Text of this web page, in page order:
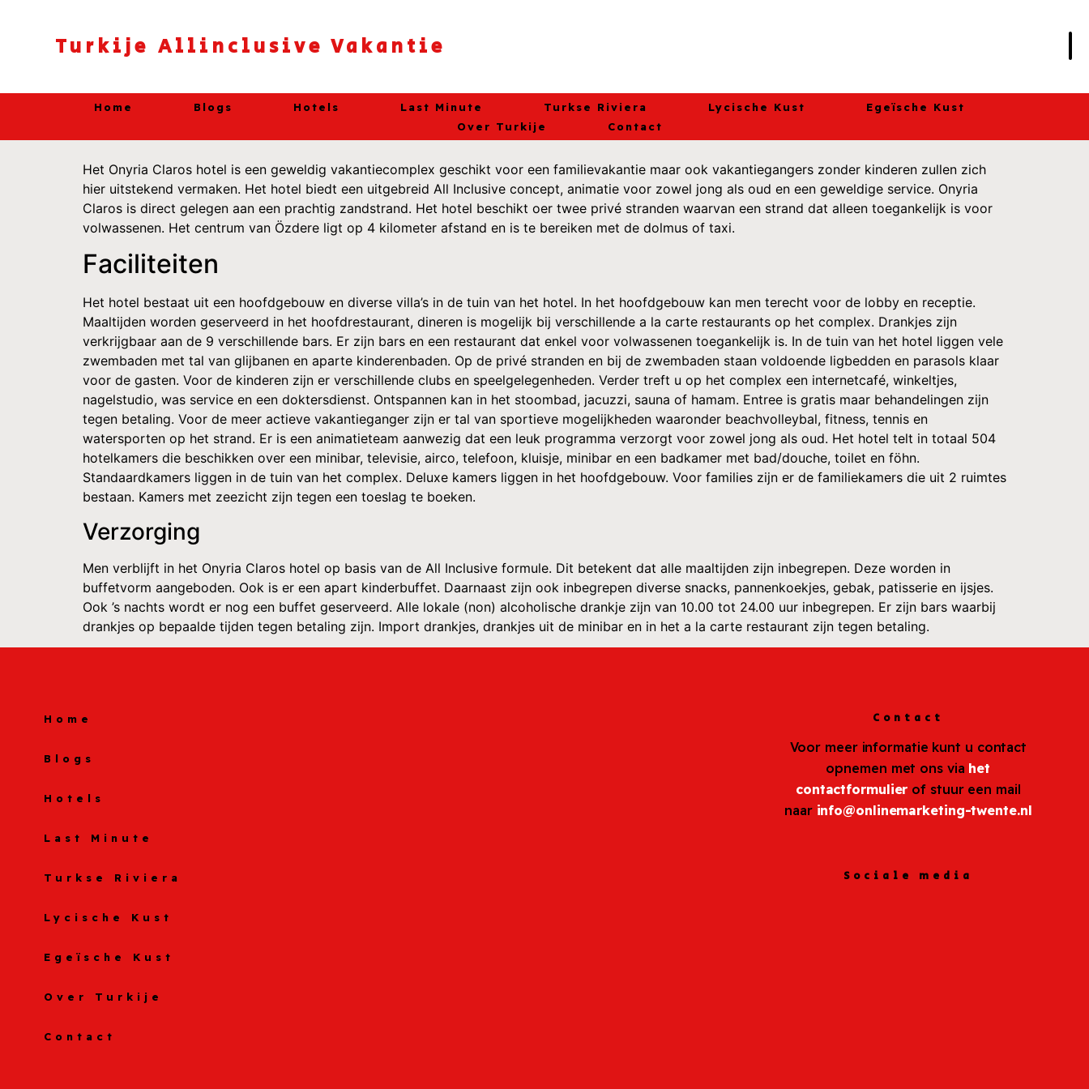
Turkije Allinclusive Vakantie
Home Blogs Hotels Last Minute Turkse Riviera Lycische Kust
Egeïsche Kust
Over Turkije
Contact
Het Onyria Claros hotel is een geweldig vakantiecomplex geschikt voor een familievakantie maar ook vakantiegangers zonder kinderen zullen zich
hier uitstekend vermaken. Het hotel biedt een uitgebreid All Inclusive concept, animatie voor zowel jong als oud en een geweldige service. Onyria
Claros is direct gelegen aan een prachtig zandstrand. Het hotel beschikt oer twee privé stranden waarvan een strand dat alleen toegankelijk is voor
volwassenen. Het centrum van Özdere ligt op 4 kilometer afstand en is te bereiken met de dolmus of taxi.
Faciliteiten
Het hotel bestaat uit een hoofdgebouw en diverse villa’s in de tuin van het hotel. In het hoofdgebouw kan men terecht voor de lobby en receptie.
Maaltijden worden geserveerd in het hoofdrestaurant, dineren is mogelijk bij verschillende a la carte restaurants op het complex. Drankjes zijn
verkrijgbaar aan de 9 verschillende bars. Er zijn bars en een restaurant dat enkel voor volwassenen toegankelijk is. In de tuin van het hotel liggen vele
zwembaden met tal van glijbanen en aparte kinderenbaden. Op de privé stranden en bij de zwembaden staan voldoende ligbedden en parasols klaar
voor de gasten. Voor de kinderen zijn er verschillende clubs en speelgelegenheden. Verder treft u op het complex een internetcafé, winkeltjes,
nagelstudio, was service en een doktersdienst. Ontspannen kan in het stoombad, jacuzzi, sauna of hamam. Entree is gratis maar behandelingen zijn
tegen betaling. Voor de meer actieve vakantieganger zijn er tal van sportieve mogelijkheden waaronder beachvolleybal, fitness, tennis en
watersporten op het strand. Er is een animatieteam aanwezig dat een leuk programma verzorgt voor zowel jong als oud. Het hotel telt in totaal 504
hotelkamers die beschikken over een minibar, televisie, airco, telefoon, kluisje, minibar en een badkamer met bad/douche, toilet en föhn.
Standaardkamers liggen in de tuin van het complex. Deluxe kamers liggen in het hoofdgebouw. Voor families zijn er de familiekamers die uit 2 ruimtes
bestaan. Kamers met zeezicht zijn tegen een toeslag te boeken.
Verzorging
Men verblijft in het Onyria Claros hotel op basis van de All Inclusive formule. Dit betekent dat alle maaltijden zijn inbegrepen. Deze worden in
buffetvorm aangeboden. Ook is er een apart kinderbuffet. Daarnaast zijn ook inbegrepen diverse snacks, pannenkoekjes, gebak, patisserie en ijsjes.
Ook ’s nachts wordt er nog een buffet geserveerd. Alle lokale (non) alcoholische drankje zijn van 10.00 tot 24.00 uur inbegrepen. Er zijn bars waarbij
drankjes op bepaalde tijden tegen betaling zijn. Import drankjes, drankjes uit de minibar en in het a la carte restaurant zijn tegen betaling.
Home
Blogs
Hotels
Last Minute
Turkse Riviera
Lycische Kust
Egeïsche Kust
Over Turkije
Contact
Contact
Voor meer informatie kunt u contact
opnemen met ons via het
contactformulier of stuur een mail
naar info@onlinemarketing-twente.nl
Sociale media